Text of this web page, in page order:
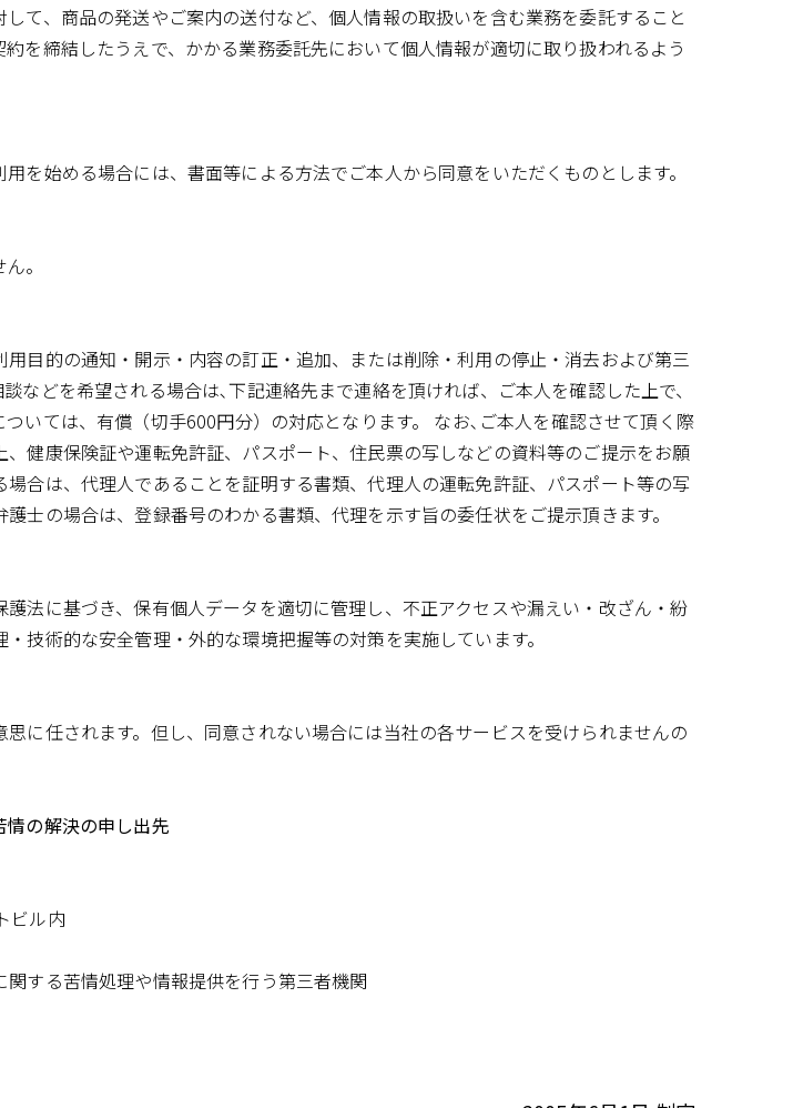
て、商品の発送やご案内の送付など、個人情報の取扱いを含む業務を委託すること
を締結したうえで、かかる業務委託先において個人情報が適切に取り扱われるよう
を始める場合には、書面等による方法でご本人から同意をいただくものとします。
。
目的の通知・開示・内容の訂正・追加、または削除・利用の停止・消去および第三
どを希望される場合は､下記連絡先まで連絡を頂ければ、ご本人を確認した上で、
いては、有償（切手600円分）の対応となります。 なお､ご本人を確認させて頂く際
健康保険証や運転免許証、パスポート、住民票の写しなどの資料等のご提示をお願
合は、代理人であることを証明する書類、代理人の運転免許証、パスポート等の写
士の場合は、登録番号のわかる書類、代理を示す旨の委任状をご提示頂きます。
法に基づき、保有個人データを適切に管理し、不正アクセスや漏えい・改ざん・紛
技術的な安全管理・外的な環境把握等の対策を実施しています。
に任されます。但し、同意されない場合には当社の各サービスを受けられませんの
の解決の申し出先
ビル内
する苦情処理や情報提供を行う第三者機関